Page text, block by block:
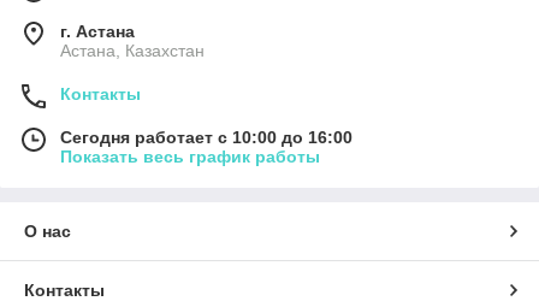
г. Астана
Астана, Казахстан
Контакты
Сегодня работает с 10:00 до 16:00
Показать весь график работы
О нас
Контакты